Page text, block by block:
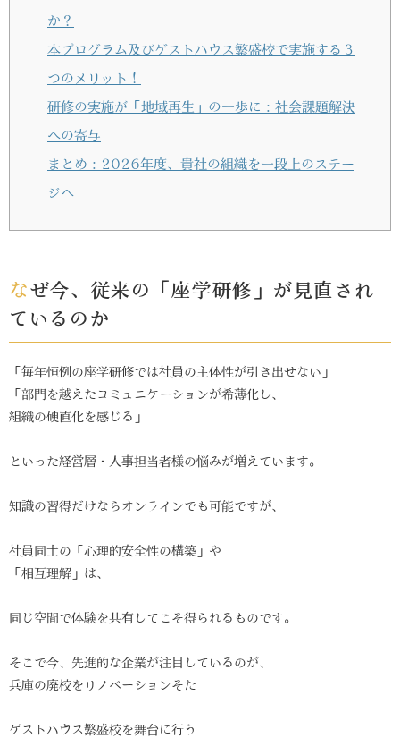
か？
本プログラム及びゲストハウス繁盛校で実施する３
つのメリット！
研修の実施が「地域再生」の一歩に：社会課題解決
への寄与
まとめ：2026年度、貴社の組織を一段上のステー
ジへ
なぜ今、従来の「座学研修」が見直され
ているのか
「毎年恒例の座学研修では社員の主体性が引き出せない」
「部門を越えたコミュニケーションが希薄化し、
組織の硬直化を感じる」
といった経営層・人事担当者様の悩みが増えています。
知識の習得だけならオンラインでも可能ですが、
社員同士の「心理的安全性の構築」や
「相互理解」は、
同じ空間で体験を共有してこそ得られるものです。
そこで今、先進的な企業が注目しているのが、
兵庫の廃校をリノベーションそた
ゲストハウス繁盛校を舞台に行う